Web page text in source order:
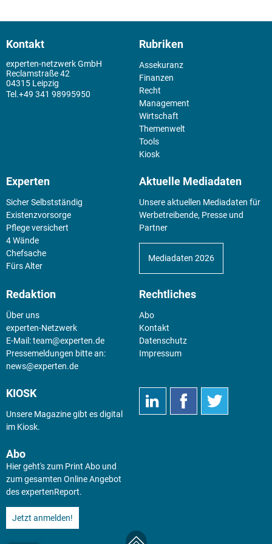
Kontakt
experten-netzwerk GmbH
Reclamstraße 42
04315 Leipzig
+49 341 98995950
Rubriken
Assekuranz
Finanzen
Recht
Management
Wirtschaft
Themenwelt
Tools
Kiosk
Experten
Sicher Selbstständig
Existenz­vorsorge
Pflege versichert
4 Wände
Chefsache
Fürs Alter
Aktuelle Mediadaten
Unsere aktuellen Mediadaten für
Werbetreibende, Presse und
Partner
Mediadaten 2026
Redaktion
Über uns
experten-Netzwerk
E-Mail:team@experten.de
Pressemeldungen bitte an:
news@experten.de
Rechtliches
Abo
Kontakt
Datenschutz
Impressum
KIOSK
Unsere Magazine gibt es digital
im Kiosk.
Abo
Hier geht's zum Print Abo und
zum gesamten Online Angebot
des expertenReport.
Jetzt anmelden!